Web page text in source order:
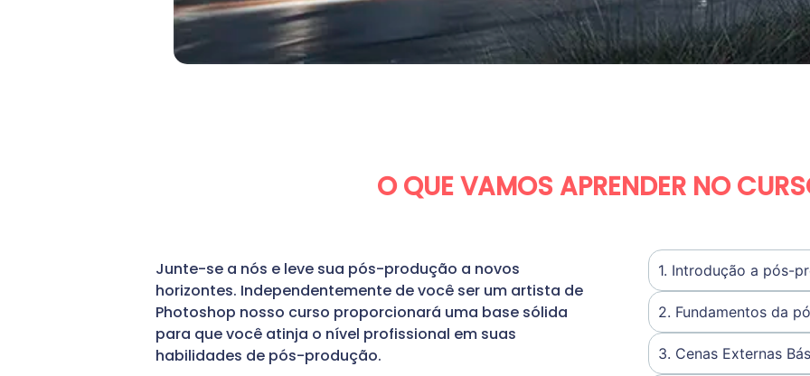
O QUE VAMOS APRENDER NO
Junte-se a nós e leve sua pós-produção a novos
horizontes. Independentemente de você ser um artista de
Photoshop nosso curso proporcionará uma base sólida
para que você atinja o nível profissional em suas
habilidades de pós-produção.
1. Introdução a pós-
2. Fundamentos da
3. Cenas Externas